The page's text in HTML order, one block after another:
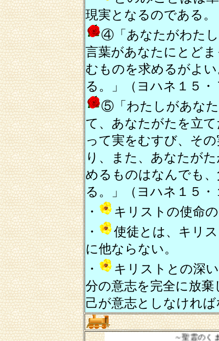
現実となるのである。
④「あなたがわた
言葉があなたにとど
むものを求めるがよ
る。」（ヨハネ１５・
⑤「わたしがあな
て、あなたがたを立
って実をむすび、そ
り、また、あなたが
めるものはなんでも
る。」（ヨハネ１５・
・
キリストの使命
・
使徒とは、キリ
に他ならない。
・
キリストとの深
分の意志を完全に放
己が意志としなけれ
～聖霊のくまなき御浸透